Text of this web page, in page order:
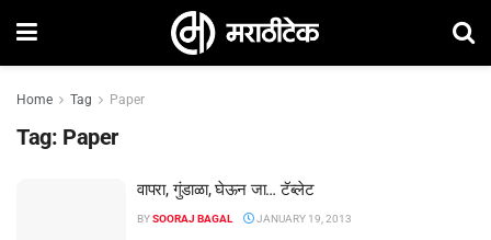
Home Tag Paper
Tag: Paper
वापरा, गुंडाळा, घेऊन जा… टॅब्लेट
BYSOORAJ BAGAL JANUARY 19, 2013